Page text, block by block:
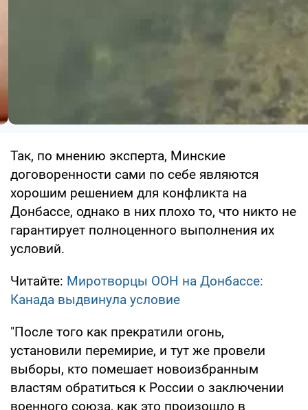
Так, по мнению эксперта, Минские
договоренности сами по себе являются
хорошим решением для конфликта на
Донбассе, однако в них плохо то, что никто не
гарантирует полноценного выполнения их
условий.
Читайте: Миротворцы ООН на Донбассе:
Канада выдвинула условие
"После того как прекратили огонь,
установили перемирие, и тут же провели
выборы, кто помешает новоизбранным
властям обратиться к России о заключении
военного союза, как это произошло в